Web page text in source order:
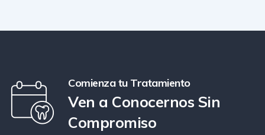
Comienza tu Tratamiento
Ven a Conocernos Sin
Compromiso